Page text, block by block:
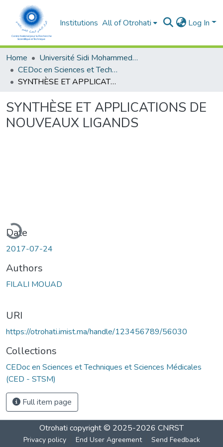
Institutions All of Otrohati Log In
Home
Université Sidi Mohammed Ben Abdellah - Fès
CEDoc en Sciences et Techniques et Sciences Médicales (CED - STSM)
SYNTHÈSE ET APPLICATIONS DE NOUVEAUX LIGANDS
SYNTHÈSE ET APPLICATIONS DE
NOUVEAUX LIGANDS
Date
2017-07-24
Authors
FILALI MOUAD
URI
https://otrohati.imist.ma/handle/123456789/56030
Collections
CEDoc en Sciences et Techniques et Sciences Médicales
(CED - STSM)
Full item page
Otrohati copyright © 2025-2026 CNRST
Privacy policy End User Agreement Send Feedback